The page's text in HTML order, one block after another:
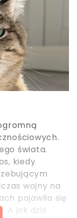
świata.
kiedy
wojny na
pojawiła się
A jak dziś